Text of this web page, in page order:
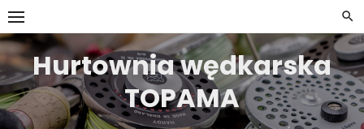
Skip
to
contentHurtownia wędkarska
TOPAMA